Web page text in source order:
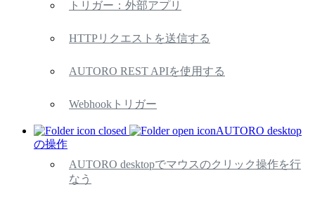
トリガー：外部アプリ
HTTPリクエストを送信する
AUTORO REST APIを使用する
Webhookトリガー
AUTORO desktop
の操作
AUTORO desktopでマウスのクリック操作を行
なう